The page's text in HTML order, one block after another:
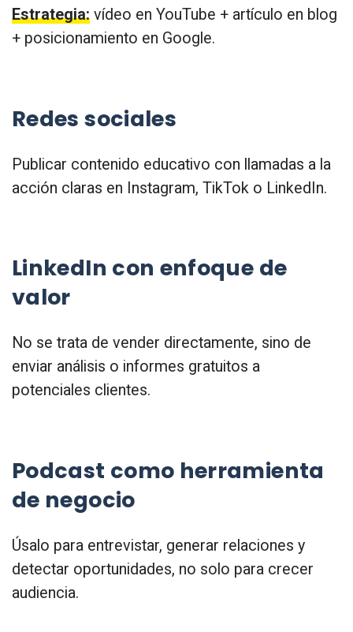
Estrategia: vídeo en YouTube + artículo en blog
+ posicionamiento en Google.
Redes sociales
Publicar contenido educativo con llamadas a la
acción claras en Instagram, TikTok o LinkedIn.
LinkedIn con enfoque de
valor
No se trata de vender directamente, sino de
enviar análisis o informes gratuitos a
potenciales clientes.
Podcast como herramienta
de negocio
Úsalo para entrevistar, generar relaciones y
detectar oportunidades, no solo para crecer
audiencia.